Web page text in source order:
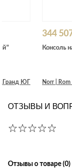
Гранд ЮГ
344
Консоль
Norr | Rom
ОТЗЫВЫ И
Отзывы о товаре (0)